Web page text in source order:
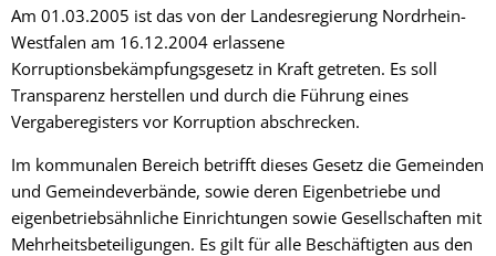
Am 01.03.2005 ist das von der Landesregierung Nordrhein-
Westfalen am 16.12.2004 erlassene
Korruptionsbekämpfungsgesetz in Kraft getreten. Es soll
Transparenz herstellen und durch die Führung eines
Vergaberegisters vor Korruption abschrecken.
Im kommunalen Bereich betrifft dieses Gesetz die Gemeinden
und Gemeindeverbände, sowie deren Eigenbetriebe und
eigenbetriebsähnliche Einrichtungen sowie Gesellschaften mit
Mehrheitsbeteiligungen. Es gilt für alle Beschäftigten aus den